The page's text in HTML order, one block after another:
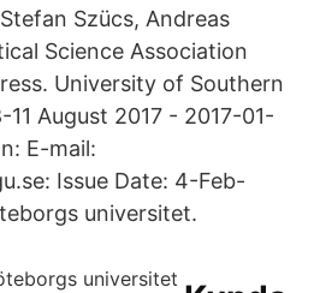
Szücs, Andreas
Science Association
University of Southern
August 2017 - 2017-01-
E-mail:
Issue Date: 4-Feb-
universitet.